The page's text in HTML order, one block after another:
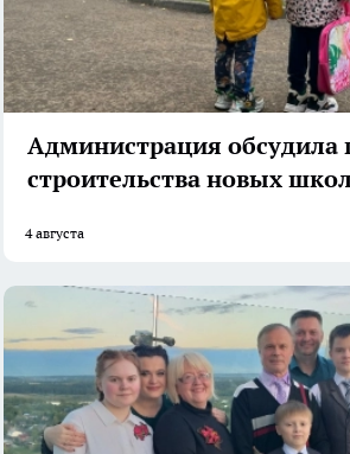
Администрация обсудила
строительства новых
4 августа